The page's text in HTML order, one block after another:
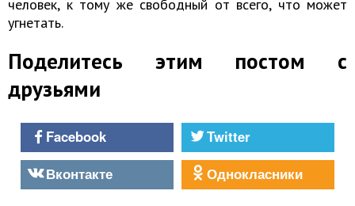
человек, к тому же свободный от всего, что может
угнетать.
Поделитесь этим постом с
друзьями
Facebook
Twitter
Вконтакте
Однокласники